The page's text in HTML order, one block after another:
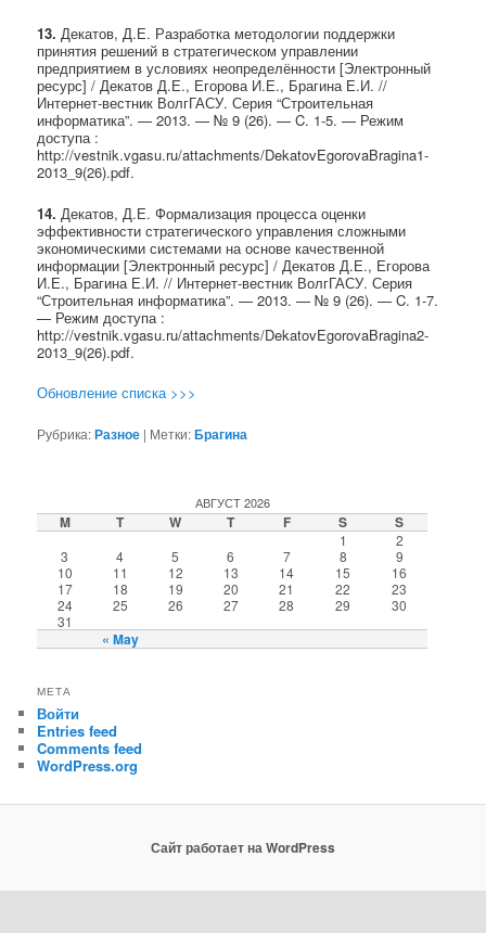
13. Декатов, Д.Е. Разработка методологии поддержки
принятия решений в стратегическом управлении
предприятием в условиях неопределённости [Электронный
ресурс] / Декатов Д.Е., Егорова И.Е., Брагина Е.И. //
Интернет-вестник ВолгГАСУ. Серия “Строительная
информатика”. — 2013. — № 9 (26). — C. 1-5. — Режим
доступа :
http://vestnik.vgasu.ru/attachments/DekatovEgorovaBragina1-
2013_9(26).pdf.
14. Декатов, Д.Е. Формализация процесса оценки
эффективности стратегического управления сложными
экономическими системами на основе качественной
информации [Электронный ресурс] / Декатов Д.Е., Егорова
И.Е., Брагина Е.И. // Интернет-вестник ВолгГАСУ. Серия
“Строительная информатика”. — 2013. — № 9 (26). — C. 1-7.
— Режим доступа :
http://vestnik.vgasu.ru/attachments/DekatovEgorovaBragina2-
2013_9(26).pdf.
Обновление списка >>>
Рубрика:Разное | Метки:Брагина
АВГУСТ 2026
M T W T F S S
« May
1
2
3
4 5 6 7 8
9
10
11 12 13 14 15
16
17
18 19 20 21 22
23
24
25 26 27 28 29
30
31
МЕТА
Войти
Entries feed
Comments feed
WordPress.org
Сайт работает на WordPress